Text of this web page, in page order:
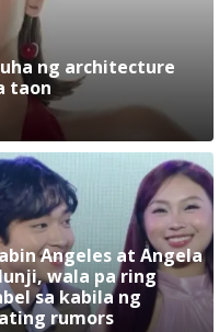
ng architecture
taon
Angeles at Angela
wala pa ring
sa kabila ng
rumors